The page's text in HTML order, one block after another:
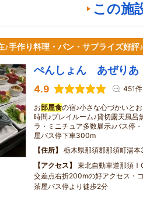
この施
♪手作り料理・パン・サプライズ好評♪
ぺんしょん あぜりあ
4.9 451件
お部屋食の宿♪小さな心づかいと
時間♪プレイルーム♪貸切露天風呂
ラ・ミニチュア多数展示♪バス停
屋バス停下車300m
住所
栃木県那須郡那須町湯
アクセス
東北自動車道那須
交差点右折200mの好アクセス・
茶屋バス停より徒歩2分